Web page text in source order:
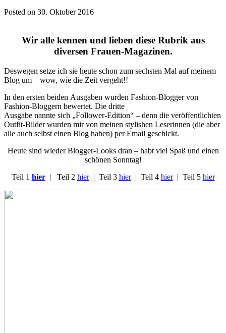
Posted on 30. Oktober 2016
Wir alle kennen und lieben diese Rubrik aus
diversen Frauen-Magazinen.
Deswegen setze ich sie heute schon zum sechsten Mal auf meinem
Blog um – wow, wie die Zeit vergeht!!
In den ersten beiden Ausgaben wurden Fashion-Blogger von
Fashion-Bloggern bewertet. Die dritte
Ausgabe nannte sich „Follower-Edition“ – denn die veröffentlichten
Outfit-Bilder wurden mir von meinen stylishen Leserinnen (die aber
alle auch selbst einen Blog haben) per Email geschickt.
Heute sind wieder Blogger-Looks dran – habt viel Spaß und einen
schönen Sonntag!
Teil 1 hier| Teil 2 hier| Teil 3 hier| Teil 4 hier| Teil 5 hier